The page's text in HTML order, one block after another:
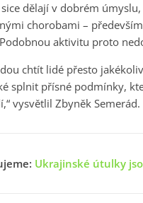
dělají v dobrém
chorobami –
aktivitu proto
chtít lidé přesto
splnit přísné podmínky,
vysvětlil Zbyněk Semerád.
Ukrajinské útulky